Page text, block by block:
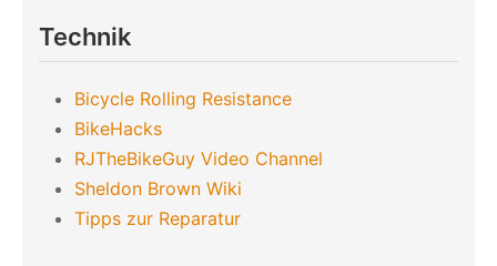
Technik
Bicycle Rolling Resistance
BikeHacks
RJTheBikeGuy Video Channel
Sheldon Brown Wiki
Tipps zur Reparatur